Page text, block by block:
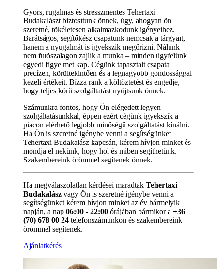
Gyors, rugalmas és stresszmentes Tehertaxi
Budakalászt biztosítunk önnek, úgy, ahogyan ön
szeretné, tökéletesen alkalmazkodunk igényeihez.
Barátságos, segítőkész csapatunk nemcsak a tárgyait,
hanem a nyugalmát is igyekszik megőrizni. Nálunk
nem futószalagon zajlik a munka – minden ügyfelünk
egyedi figyelmet kap. Cégünk tapasztalt csapata
precízen, körültekintően és a legnagyobb gondossággal
kezeli értékeit. Bízza ránk a költöztetést és engedje,
hogy teljes körű szolgáltatást nyújtsunk önnek.
Számunkra fontos, hogy Ön elégedett legyen
szolgáltatásunkkal, éppen ezért cégünk igyekszik a
piacon elérhető legjobb minőségű szolgáltatást kínálni.
Ha Ön is szeretné igénybe venni a segítségünket
Tehertaxi Budakalász kapcsán, kérem hívjon minket és
mondja el nekünk, hogy hol és miben segíthetünk.
Szakembereink örömmel segítenek önnek.
Ha megválaszolatlan kérdései maradtak Tehertaxi
Budakalász vagy Ön is szeretné igénybe venni a
segítségünket kérem hívjon minket az év bármelyik
napján, a nap 06:00 - 22:00 órájában bármikor a +36
(70) 678 00 24 telefonszámunkon és szakembereink
örömmel segítenek.
Ajánlatkérés